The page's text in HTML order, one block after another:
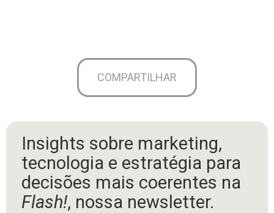
COMPARTILHAR
Insights sobre marketing,
tecnologia e estratégia para
decisões mais coerentes na
Flash!, nossa newsletter.